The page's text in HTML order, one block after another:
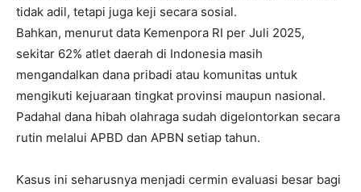
tidak adil, tetapi juga keji secara sosial.
Bahkan, menurut data Kemenpora RI per Juli 2025,
sekitar 62% atlet daerah di Indonesia masih
mengandalkan dana pribadi atau komunitas untuk
mengikuti kejuaraan tingkat provinsi maupun nasional.
Padahal dana hibah olahraga sudah digelontorkan secara
rutin melalui APBD dan APBN setiap tahun.
Kasus ini seharusnya menjadi cermin evaluasi besar bagi